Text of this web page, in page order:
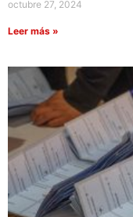
octubre 27, 2024
Leer más »